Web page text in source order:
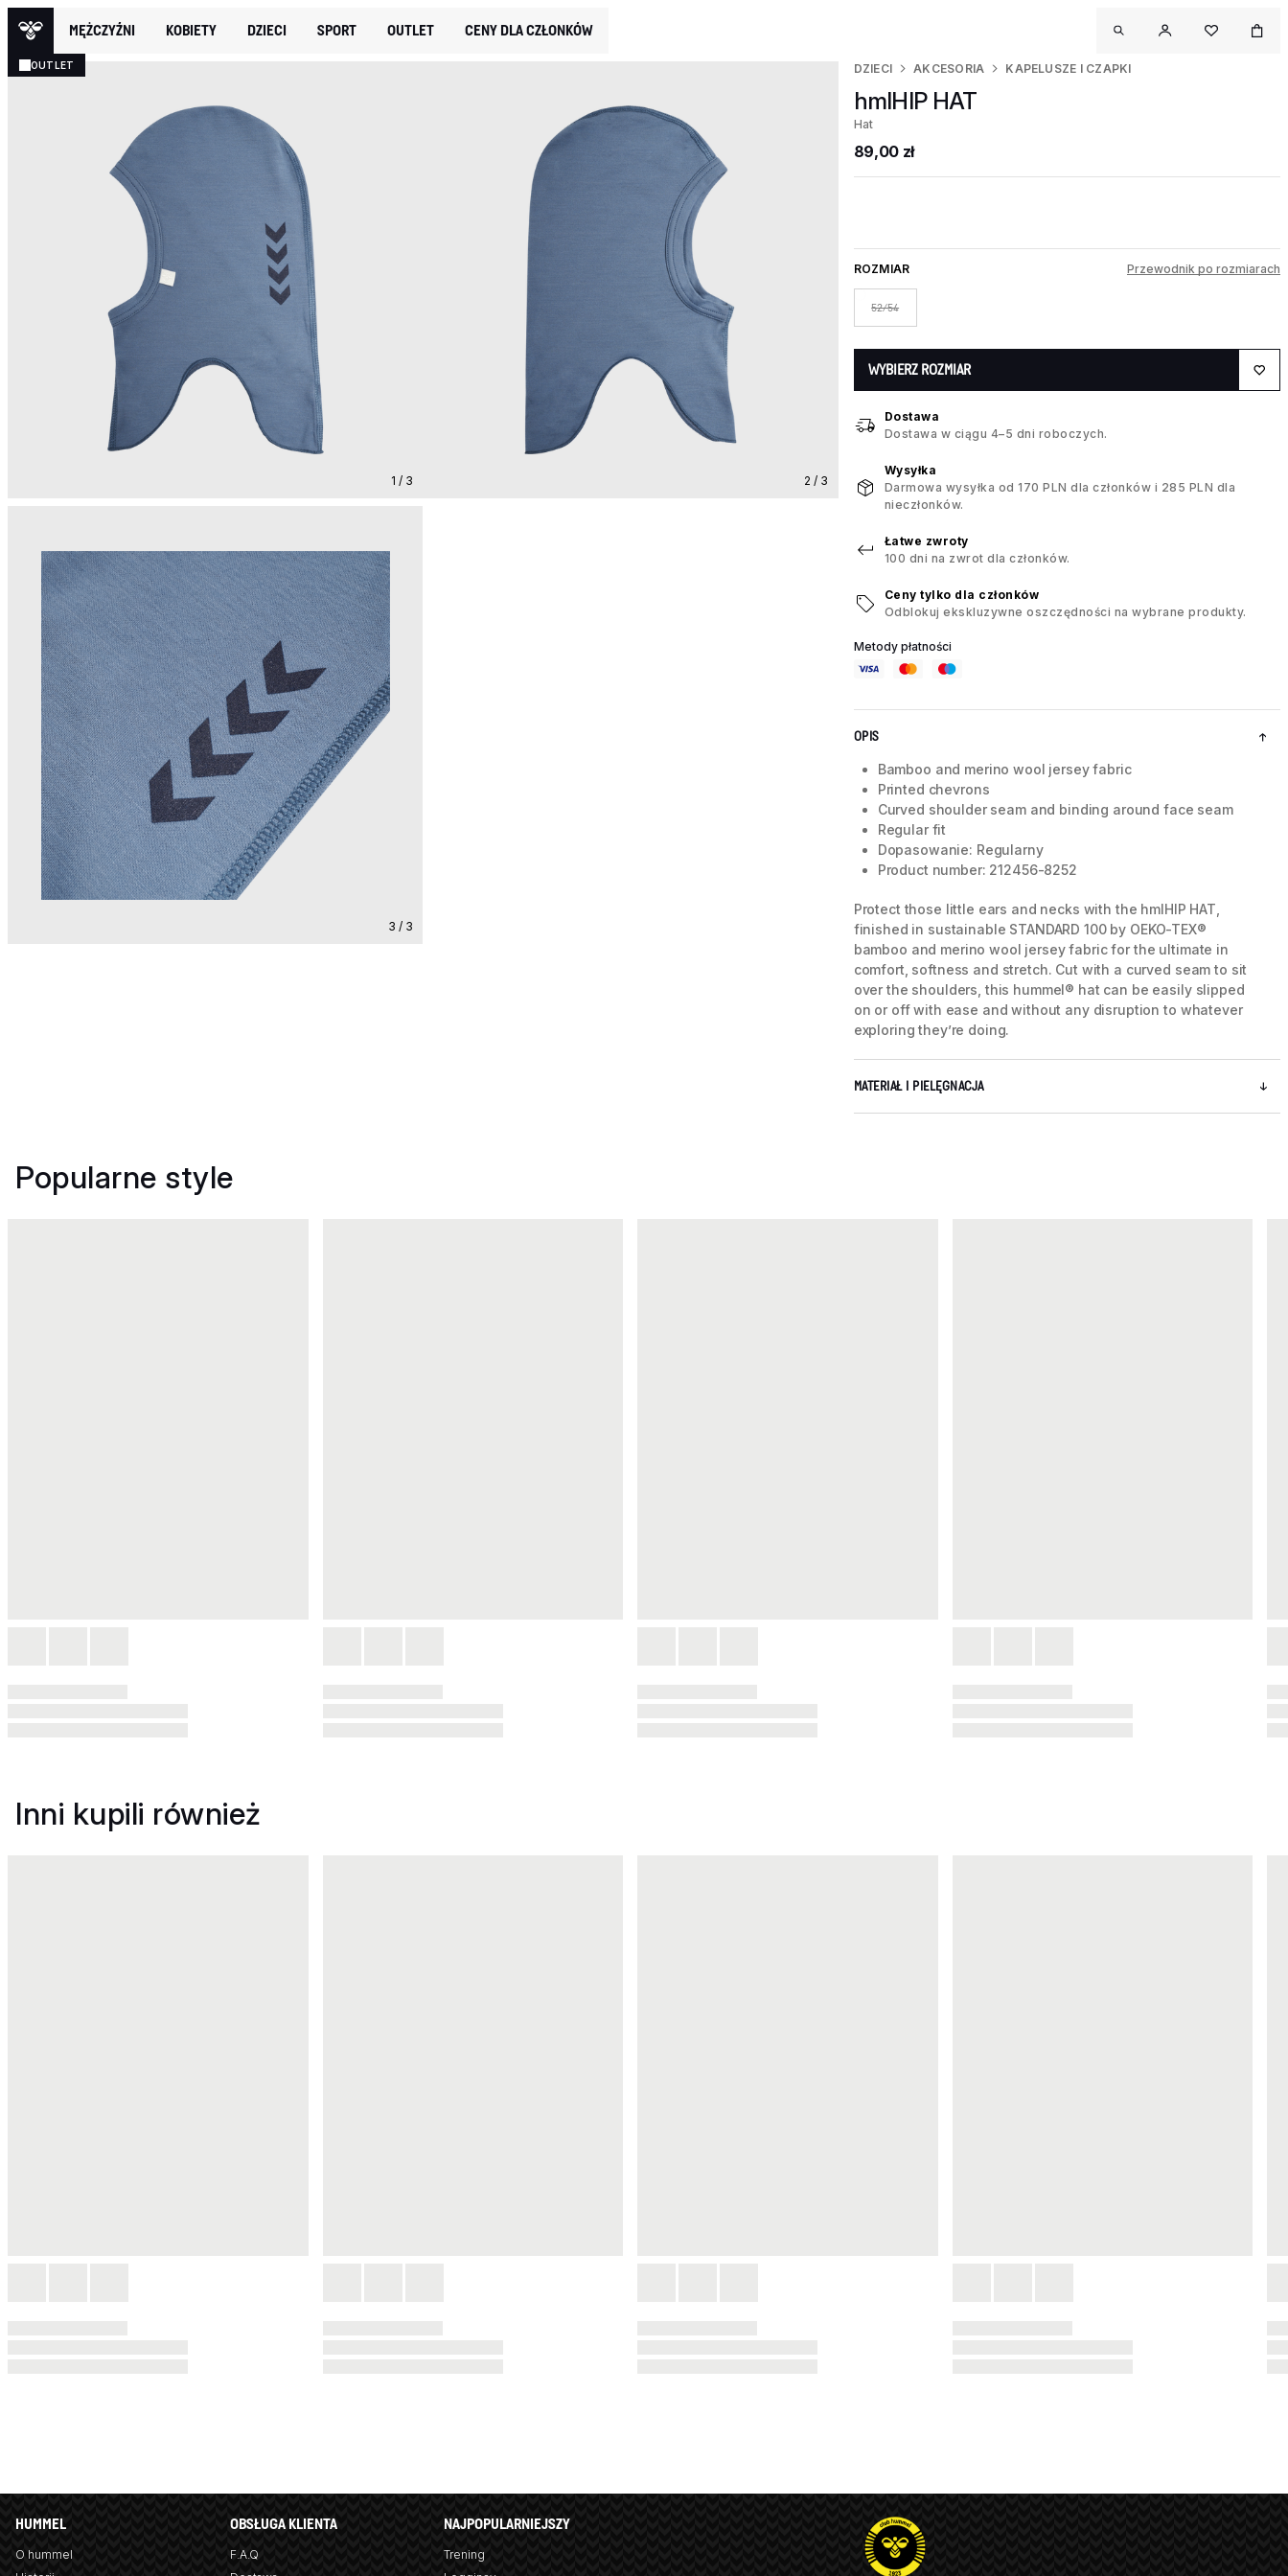
MĘŻCZYŹNI KOBIETY DZIECI SPORT OUTLET CENY DLA CZŁONKÓW
OUTLET
1 / 3 2 / 3
3 / 3
DZIECI AKCESORIA KAPELUSZE I CZAPKI
hmlHIP HAT
Hat
89,00 zł
ROZMIAR Przewodnik po rozmiarach
52/54
WYBIERZ ROZMIAR
Dostawa
Dostawa w ciągu 4–5 dni roboczych.
Wysyłka
Darmowa wysyłka od 170 PLN dla członków i 285 PLN dla
nieczłonków.
Łatwe zwroty
100 dni na zwrot dla członków.
Ceny tylko dla członków
Odblokuj ekskluzywne oszczędności na wybrane produkty.
Metody płatności
OPIS
Bamboo and merino wool jersey fabric
Printed chevrons
Curved shoulder seam and binding around face seam
Regular fit
Dopasowanie: Regularny
Product number: 212456-8252
Protect those little ears and necks with the hmlHIP HAT,
finished in sustainable STANDARD 100 by OEKO-TEX®
bamboo and merino wool jersey fabric for the ultimate in
comfort, softness and stretch. Cut with a curved seam to sit
over the shoulders, this hummel® hat can be easily slipped
on or off with ease and without any disruption to whatever
exploring they’re doing.
MATERIAŁ I PIELĘGNACJA
Popularne style
Inni kupili również
HUMMEL
O hummel
OBSŁUGA KLIENTA
F.A.Q
NAJPOPULARNIEJSZY
Trening